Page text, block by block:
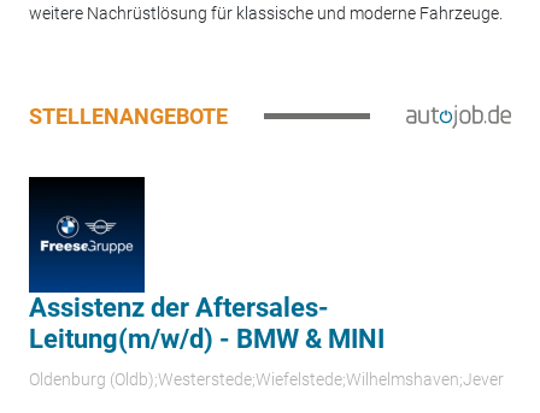
weitere Nachrüstlösung für klassische und moderne Fahrzeuge.
STELLENANGEBOTE
Assistenz der Aftersales-
Leitung(m/w/d) - BMW & MINI
Oldenburg (Oldb);Westerstede;Wiefelstede;Wilhelmshaven;Jever